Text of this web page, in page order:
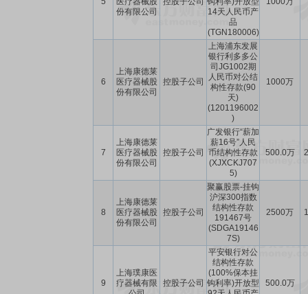
份有限公司
14天人民币产
品
(TGN180006)
6
上海康德莱
医疗器械股
份有限公司
控股子公司
上海浦东发展
银行利多多公
司JG1002期
人民币对公结
构性存款(90
天)
(1201196002
)
1000万
7
上海康德莱
医疗器械股
份有限公司
控股子公司
广发银行“薪加
薪16号”人民
币结构性存款
(XJXCKJ707
5)
500.0万
8
上海康德莱
医疗器械股
份有限公司
控股子公司
聚赢股票-挂钩
沪深300指数
结构性存款
191467号
(SDGA19146
7S)
2500万
9
上海璞康医
疗器械有限
控股子公司
平安银行对公
结构性存款
(100%保本挂
钩利率)开放型
500.0万